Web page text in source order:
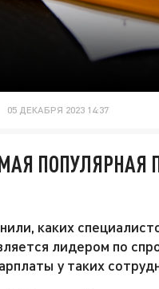
05 ДЕКАБРЯ 2023 14:37
ПОПУЛЯРНАЯ
каких
лидером по
у таких